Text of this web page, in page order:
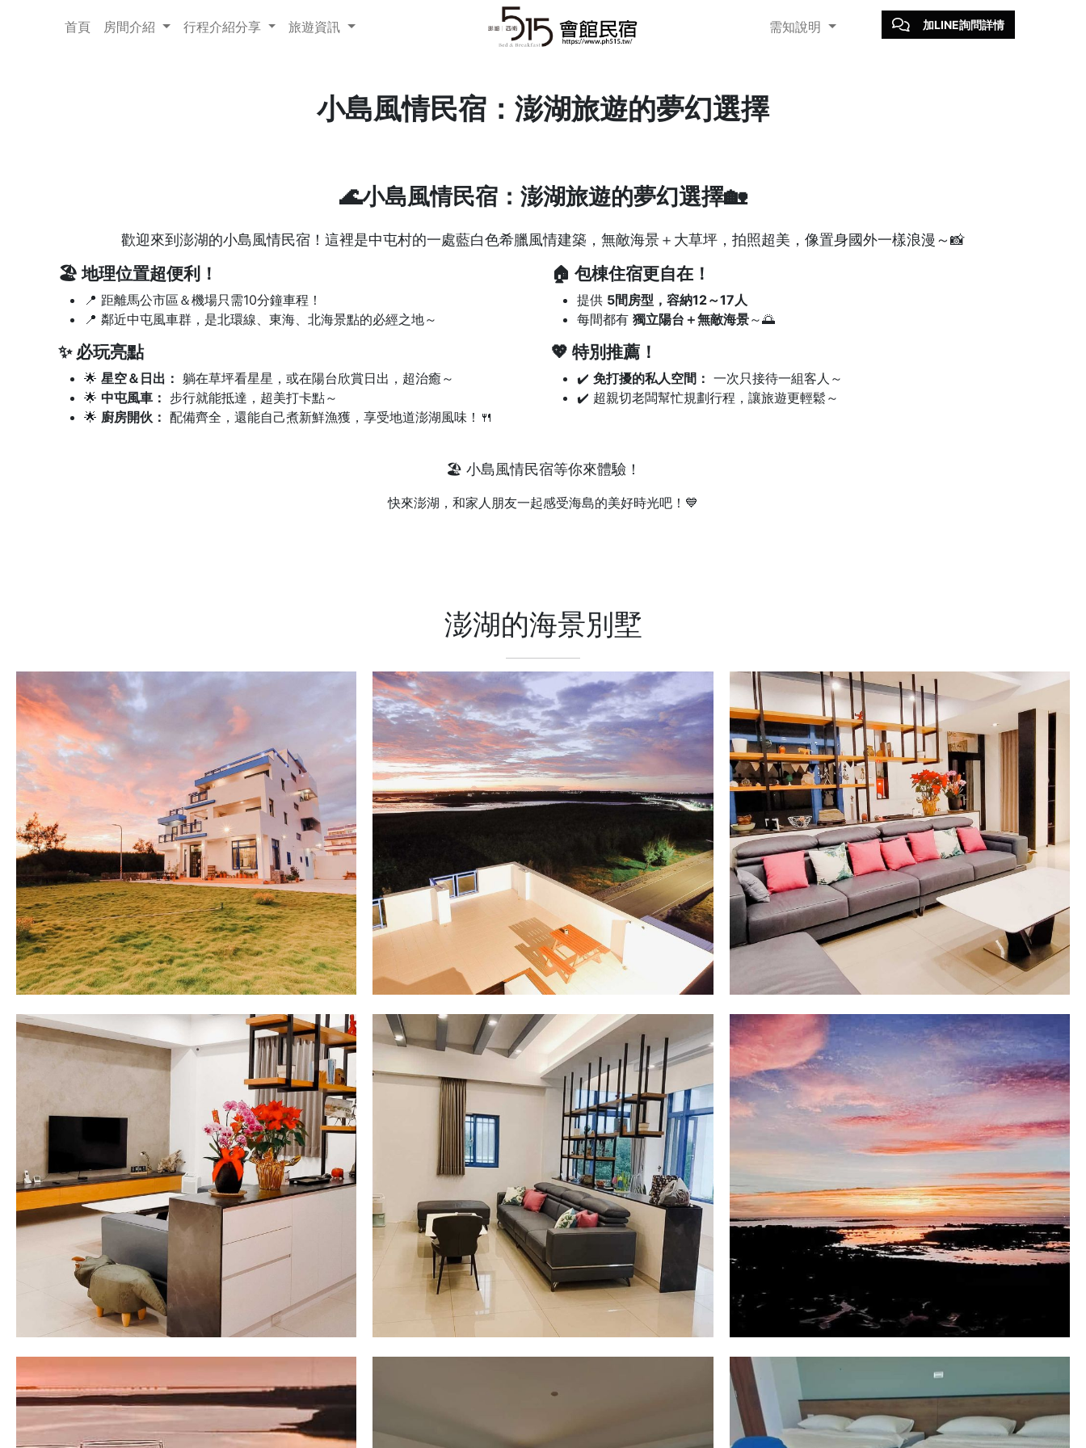
首頁 房間介紹 行程介紹分享 旅遊資訊 需知說明 加LINE詢問詳情
小島風情民宿：澎湖旅遊的夢幻選擇
🌊小島風情民宿：澎湖旅遊的夢幻選擇🏡
歡迎來到澎湖的小島風情民宿！這裡是中屯村的一處藍白色希臘風情建築，無敵海景＋大草坪，拍照超美，像置身國外一樣浪漫～📸
🏖️ 地理位置超便利！
📍 距離馬公市區＆機場只需10分鐘車程！
📍 鄰近中屯風車群，是北環線、東海、北海景點的必經之地～
🏠 包棟住宿更自在！
提供 5間房型，容納12～17人
每間都有 獨立陽台＋無敵海景～🌅
✨ 必玩亮點
🌟 星空＆日出： 躺在草坪看星星，或在陽台欣賞日出，超治癒～
🌟 中屯風車： 步行就能抵達，超美打卡點～
🌟 廚房開伙： 配備齊全，還能自己煮新鮮漁獲，享受地道澎湖風味！🍴
💖 特別推薦！
✔️ 免打擾的私人空間： 一次只接待一組客人～
✔️ 超親切老闆幫忙規劃行程，讓旅遊更輕鬆～
🏖️ 小島風情民宿等你來體驗！
快來澎湖，和家人朋友一起感受海島的美好時光吧！💙
澎湖的海景別墅